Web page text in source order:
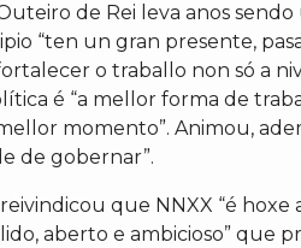
de Rei leva anos
“ten un gran presente,
o traballo non só a
é “a mellor forma de
momento”. Animou,
de gobernar”.
que NNXX “é
aberto e ambicioso” que